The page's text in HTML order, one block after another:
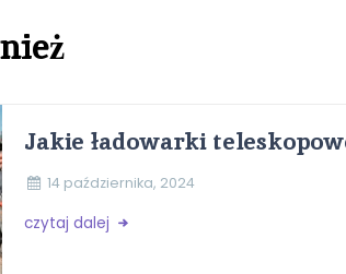
Jakie ładowarki
14 października, 2024
czytaj dalej